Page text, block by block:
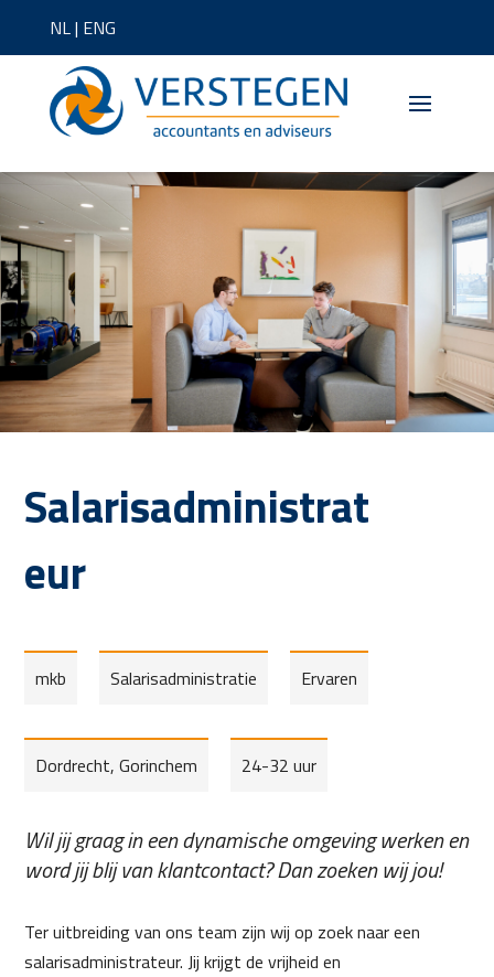
NL| ENG
Salarisadministrat
eur
mkb Salarisadministratie Ervaren
Dordrecht, Gorinchem 24-32 uur
Wil jij graag in een dynamische omgeving werken en
word jij blij van klantcontact? Dan zoeken wij jou!
Ter uitbreiding van ons team zijn wij op zoek naar een
salarisadministrateur. Jij krijgt de vrijheid en